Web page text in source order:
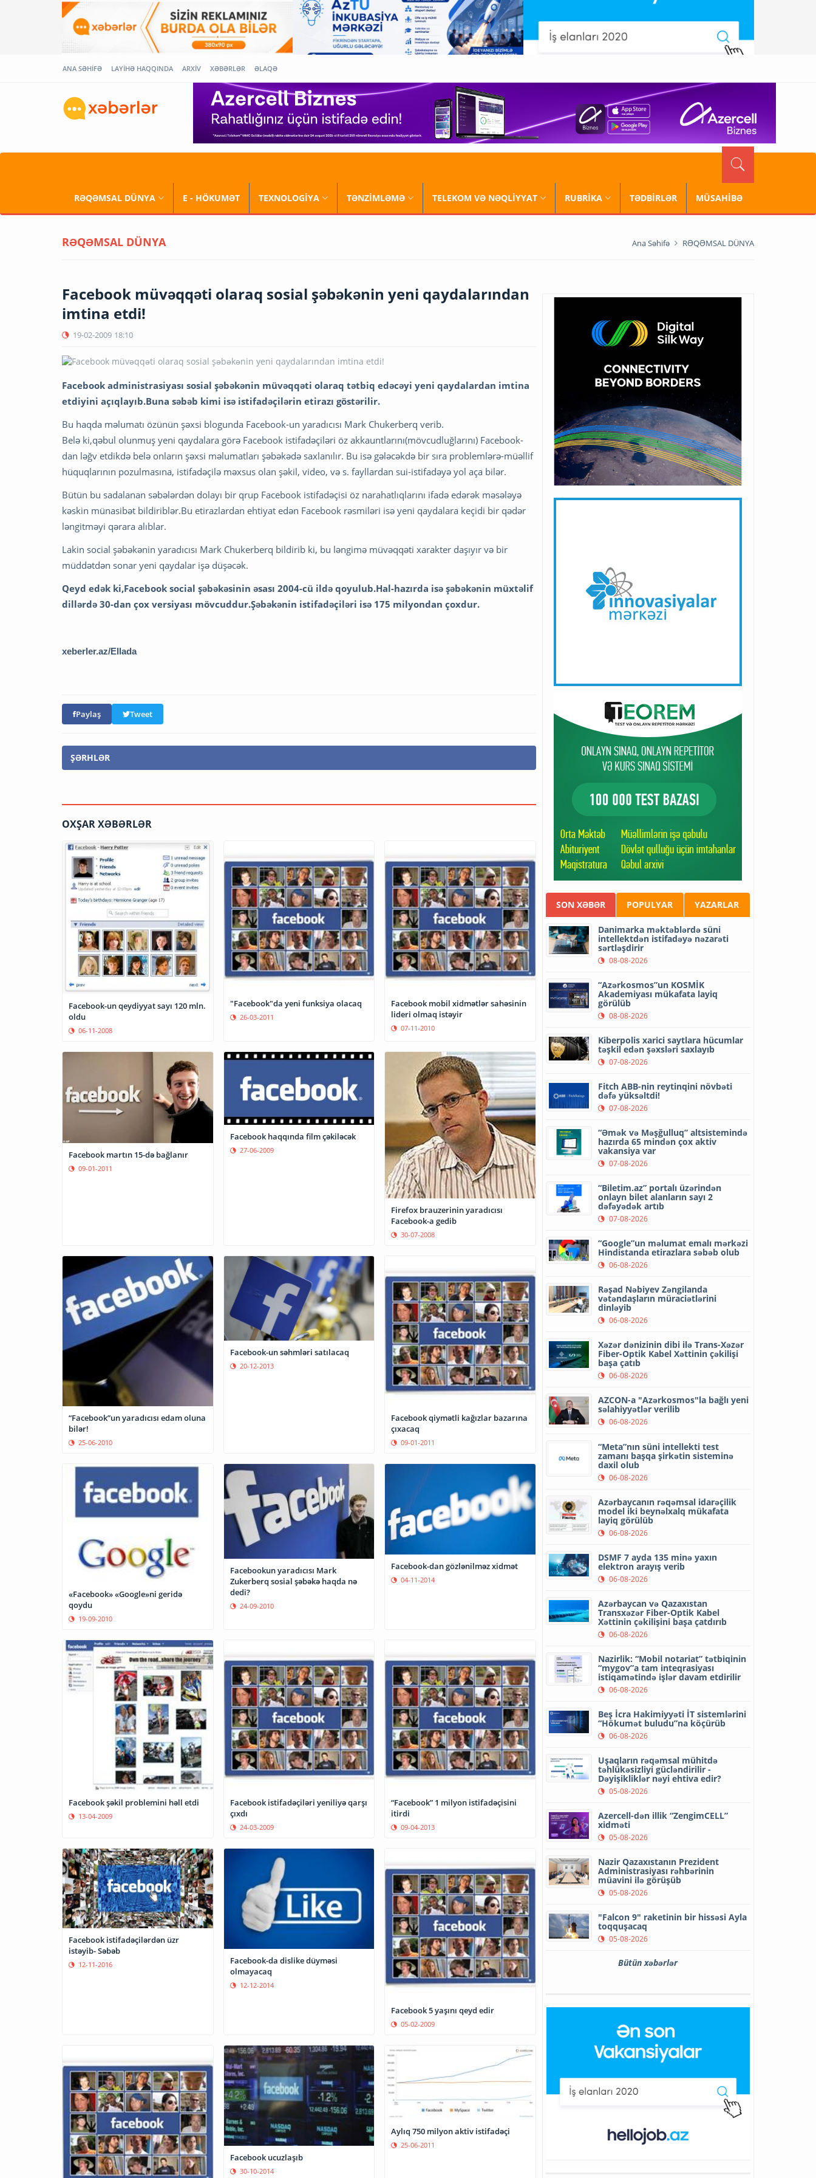
ANA SƏHİFƏ LAYİHƏ HAQQINDA ARXİV XƏBƏRLƏR ƏLAQƏ
RƏQƏMSAL DÜNYA E - HÖKUMƏT TEXNOLOGİYA TƏNZİMLƏMƏ TELEKOM VƏ NƏQLİYYAT RUBRİKA TƏDBİRLƏR MÜSAHİBƏ
RƏQƏMSAL DÜNYA Ana Səhifə RƏQƏMSAL DÜNYA
Facebook müvəqqəti olaraq sosial şəbəkənin yeni qaydalarından
imtina etdi!
19-02-2009 18:10
Facebook administrasiyası sosial şəbəkənin müvəqqəti olaraq tətbiq edəcəyi yeni qaydalardan imtina
etdiyini açıqlayıb.Buna səbəb kimi isə istifadəçilərin etirazı göstərilir.
Bu haqda məlumatı özünün şəxsi blogunda Facebook-un yaradıcısı Mark Chukerberq verib.
Belə ki,qəbul olunmuş yeni qaydalara görə Facebook istifadəçiləri öz akkauntlarını(mövcudluğlarını) Facebook-
dan ləğv etdikdə belə onların şəxsi məlumatları şəbəkədə saxlanılır. Bu isə gələcəkdə bir sıra problemlərə-müəllif
hüquqlarının pozulmasına, istifadəçilə məxsus olan şəkil, video, və s. fayllardan sui-istifadəyə yol aça bilər.
Bütün bu sadalanan səbələrdən dolayı bir qrup Facebook istifadəçisi öz narahatlıqlarını ifadə edərək məsələyə
kəskin münasibət bildiriblər.Bu etirazlardan ehtiyat edən Facebook rəsmiləri isə yeni qaydalara keçidi bir qədər
ləngitməyi qərara alıblar.
Lakin social şəbəkənin yaradıcısı Mark Chukerberq bildirib ki, bu ləngimə müvəqqəti xarakter daşıyır və bir
müddətdən sonar yeni qaydalar işə düşəcək.
Qeyd edək ki,Facebook social şəbəkəsinin əsası 2004-cü ildə qoyulub.Hal-hazırda isə şəbəkənin müxtəlif
dillərdə 30-dan çox versiyası mövcuddur.Şəbəkənin istifadəçiləri isə 175 milyondan çoxdur.
xeberler.az/Ellada
Paylaş Tweet
ŞƏRHLƏR
OXŞAR XƏBƏRLƏR
Facebook-un qeydiyyat sayı 120 mln.
oldu
06-11-2008
"Facebook"da yeni funksiya olacaq
26-03-2011
Facebook mobil xidmətlər sahəsinin
lideri olmaq istəyir
07-11-2010
Facebook martın 15-də bağlanır
09-01-2011
Facebook haqqında film çəkiləcək
27-06-2009
Firefox brauzerinin yaradıcısı
Facebook-a gedib
30-07-2008
“Facebook”un yaradıcısı edam oluna
bilər!
25-06-2010
Facebook-un səhmləri satılacaq
20-12-2013
Facebook qiymətli kağızlar bazarına
çıxacaq
09-01-2011
«Facebook» «Google»ni geridə
qoydu
19-09-2010
Facebookun yaradıcısı Mark
Zukerberq sosial şəbəkə haqda nə
dedi?
24-09-2010
Facebook-dan gözlənilməz xidmət
04-11-2014
Facebook şəkil problemini həll etdi
13-04-2009
Facebook istifadəçiləri yeniliyə qarşı
çıxdı
24-03-2009
“Facebook” 1 milyon istifadəçisini
itirdi
09-04-2013
Facebook istifadəçilərdən üzr
istəyib- Səbəb
12-11-2016
Facebook-da dislike düyməsi
olmayacaq
12-12-2014
Facebook 5 yaşını qeyd edir
05-02-2009
Facebook ucuzlaşıb
30-10-2014
Aylıq 750 milyon aktiv istifadəçi
25-06-2011
SON XƏBƏR POPULYAR YAZARLAR
Danimarka məktəblərdə süni
intellektdən istifadəyə nəzarəti
sərtləşdirir
08-08-2026
“Azərkosmos”un KOSMİK
Akademiyası mükafata layiq
görülüb
08-08-2026
Kiberpolis xarici saytlara hücumlar
təşkil edən şəxsləri saxlayıb
07-08-2026
Fitch ABB-nin reytinqini növbəti
dəfə yüksəltdi!
07-08-2026
“Əmək və Məşğulluq” altsistemində
hazırda 65 mindən çox aktiv
vakansiya var
07-08-2026
“Biletim.az” portalı üzərindən
onlayn bilet alanların sayı 2
dəfəyədək artıb
07-08-2026
“Google”un məlumat emalı mərkəzi
Hindistanda etirazlara səbəb olub
06-08-2026
Rəşad Nəbiyev Zəngilanda
vətəndaşların müraciətlərini
dinləyib
06-08-2026
Xəzər dənizinin dibi ilə Trans-Xəzər
Fiber-Optik Kabel Xəttinin çəkilişi
başa çatıb
06-08-2026
AZCON-a "Azərkosmos"la bağlı yeni
səlahiyyətlər verilib
06-08-2026
“Meta”nın süni intellekti test
zamanı başqa şirkətin sisteminə
daxil olub
06-08-2026
Azərbaycanın rəqəmsal idarəçilik
model iki beynəlxalq mükafata
layiq görülüb
06-08-2026
DSMF 7 ayda 135 minə yaxın
elektron arayış verib
06-08-2026
Azərbaycan və Qazaxıstan
Transxəzər Fiber-Optik Kabel
Xəttinin çəkilişini başa çatdırıb
06-08-2026
Nazirlik: “Mobil notariat” tətbiqinin
“mygov”a tam inteqrasiyası
istiqamətində işlər davam etdirilir
06-08-2026
Beş İcra Hakimiyyəti İT sistemlərini
“Hökumət buludu”na köçürüb
06-08-2026
Uşaqların rəqəmsal mühitdə
təhlükəsizliyi gücləndirilir -
Dəyişikliklər nəyi ehtiva edir?
05-08-2026
Azercell-dən illik “ZengimCELL”
xidməti
05-08-2026
Nazir Qazaxıstanın Prezident
Administrasiyası rəhbərinin
müavini ilə görüşüb
05-08-2026
"Falcon 9" raketinin bir hissəsi Ayla
toqquşacaq
05-08-2026
Bütün xəbərlər